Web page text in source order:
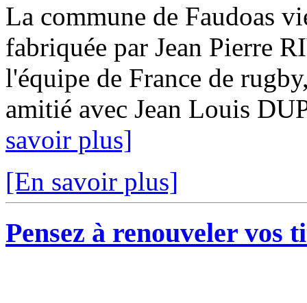
La commune de Faudoas
fabriquée par Jean Pierre
l'équipe de France de
amitié avec Jean Louis
savoir plus]
[En savoir plus]
Pensez à renouveler vos